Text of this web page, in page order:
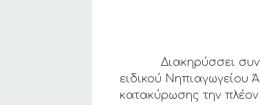
Διακηρύσσει
ειδικού Νηπιαγωγείου
κατακύρωσης την